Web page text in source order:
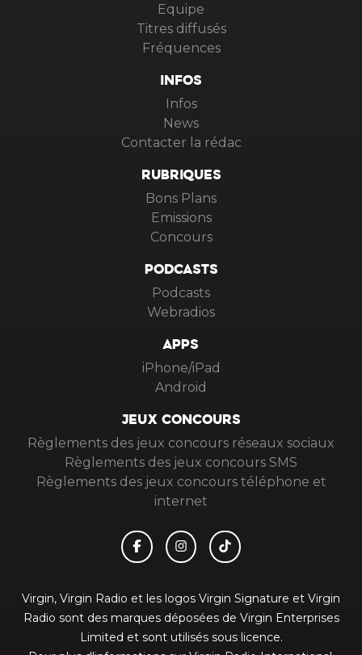
Equipe
Titres diffusés
Fréquences
INFOS
Infos
News
Contacter la rédac
RUBRIQUES
Bons Plans
Emissions
Concours
PODCASTS
Podcasts
Webradios
APPS
iPhone/iPad
Android
JEUX CONCOURS
Règlements des jeux concours réseaux sociaux
Règlements des jeux concours SMS
Règlements des jeux concours téléphone et
internet
Virgin, Virgin Radio et les logos Virgin Signature et Virgin
Radio sont des marques déposées de Virgin Enterprises
Limited et sont utilisés sous licence.